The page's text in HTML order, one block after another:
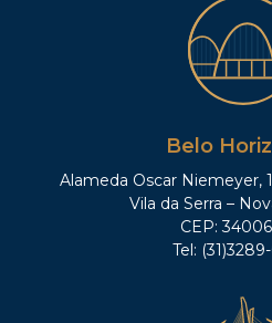
Belo
Alameda Oscar Niemeyer,
Vila da Serra –
CEP:
Tel: